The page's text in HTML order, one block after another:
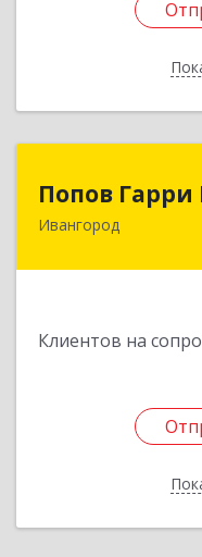
Попов
Ивангород
Клиентов на